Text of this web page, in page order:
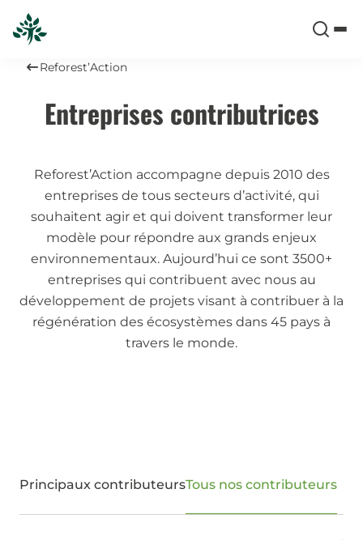
Reforest’Action
Entreprises contributrices
Reforest’Action accompagne depuis 2010 des
entreprises de tous secteurs d’activité, qui
souhaitent agir et qui doivent transformer leur
modèle pour répondre aux grands enjeux
environnementaux. Aujourd’hui ce sont 3500+
entreprises qui contribuent avec nous au
développement de projets visant à contribuer à la
régénération des écosystèmes dans 45 pays à
travers le monde.
Principaux contributeursTous nos contributeurs